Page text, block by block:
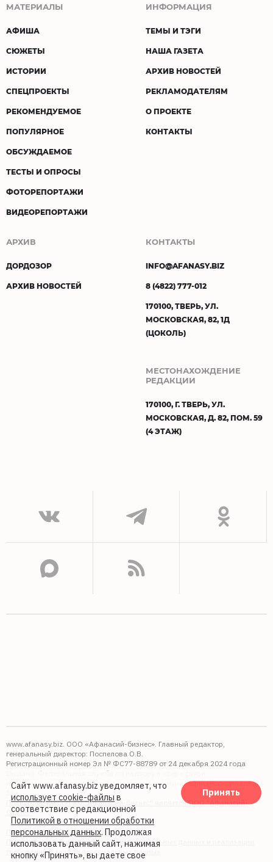
МАТЕРИАЛЫ
АФИША
СЮЖЕТЫ
ИСТОРИИ
СПЕЦПРОЕКТЫ
РЕКОМЕНДУЕМОЕ
ПОПУЛЯРНОЕ
ОБСУЖДАЕМОЕ
ТЕСТЫ И ОПРОСЫ
ФОТОРЕПОРТАЖИ
ВИДЕОРЕПОРТАЖИ
ИНФОРМАЦИЯ
ТЕМЫ И ТЭГИ
НАША ГАЗЕТА
АРХИВ НОВОСТЕЙ
РЕКЛАМОДАТЕЛЯМ
О ПРОЕКТЕ
КОНТАКТЫ
АРХИВ
ДОРДОЗОР
АРХИВ НОВОСТЕЙ
КОНТАКТЫ
INFO@AFANASY.BIZ
8 (4822) 777-012
170100, ТВЕРЬ, УЛ.
МОСКОВСКАЯ, 82, 1Д
(ЦОКОЛЬ)
МЕСТОНАХОЖДЕНИЕ
РЕДАКЦИИ
170100, Г. ТВЕРЬ, УЛ.
МОСКОВСКАЯ, Д. 82, ПОМ. 59
(4 ЭТАЖ)
www.afanasy.biz. ООО «Афанасий-бизнес». Главный редактор,
генеральный директор: Поспелова О.В.
Регистрационный номер Эл № ФС77-88789 от 24 декабря 2024 года
Выдано: Федеральная служба по надзору в сфере связи,
информационных технологий и массовых коммуникаций (Роскомнадзор).
Правопреемником АО "Афанасий-бизнес" является ООО "Афанасий-
бизнес"
Политика обработки файлов cookie
Политика в отношении обработки персональных данных и реализации
требований к защите персональных данных
Сайт www.afanasy.biz уведомляет, что
использует cookie-файлы в
соответствие с редакционной
Политикой в отношении обработки
персональных данных. Продолжая
использовать данный сайт, нажимая
кнопку «Принять», вы даете свое
Принять